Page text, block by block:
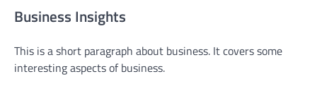
Business Insights
This is a short paragraph about business. It covers some
interesting aspects of business.